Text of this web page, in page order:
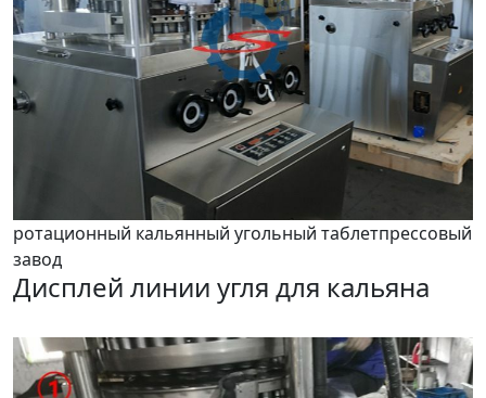
ротационный кальянный угольный таблетпрессовый
завод
Дисплей линии угля для кальяна